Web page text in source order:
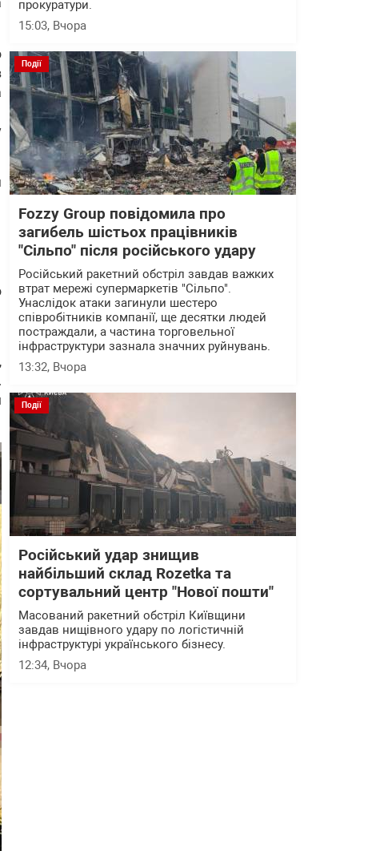
прокуратури.
15:03, Вчора
Події
Fozzy Group повідомила про
загибель шістьох працівників
"Сільпо" після російського удару
Російський ракетний обстріл завдав важких
втрат мережі супермаркетів "Сільпо".
Унаслідок атаки загинули шестеро
співробітників компанії, ще десятки людей
постраждали, а частина торговельної
інфраструктури зазнала значних руйнувань.
13:32, Вчора
Події
Російський удар знищив
найбільший склад Rozetka та
сортувальний центр "Нової пошти"
Масований ракетний обстріл Київщини
завдав нищівного удару по логістичній
інфраструктурі українського бізнесу.
12:34, Вчора